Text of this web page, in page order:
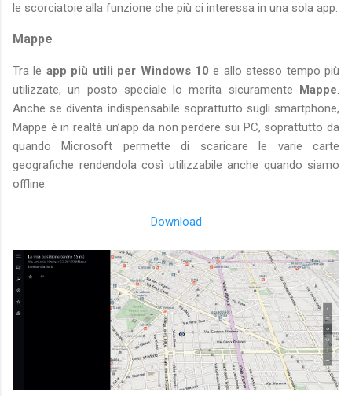
le scorciatoie alla funzione che più ci interessa in una sola app.
Mappe
Tra le app più utili per Windows 10 e allo stesso tempo più
utilizzate, un posto speciale lo merita sicuramente Mappe.
Anche se diventa indispensabile soprattutto sugli smartphone,
Mappe è in realtà un’app da non perdere sui PC, soprattutto da
quando Microsoft permette di scaricare le varie carte
geografiche rendendola così utilizzabile anche quando siamo
offline.
Download